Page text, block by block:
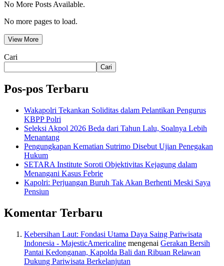
No More Posts Available.
No more pages to load.
View More
Cari
Cari
Pos-pos Terbaru
Wakapolri Tekankan Soliditas dalam Pelantikan Pengurus
KBPP Polri
Seleksi Akpol 2026 Beda dari Tahun Lalu, Soalnya Lebih
Menantang
Pengungkapan Kematian Sutrimo Disebut Ujian Penegakan
Hukum
SETARA Institute Soroti Objektivitas Kejagung dalam
Menangani Kasus Febrie
Kapolri: Perjuangan Buruh Tak Akan Berhenti Meski Saya
Pensiun
Komentar Terbaru
Kebersihan Laut: Fondasi Utama Daya Saing Pariwisata
Indonesia - MajesticAmericaline mengenai Gerakan Bersih
Pantai Kedonganan, Kapolda Bali dan Ribuan Relawan
Dukung Pariwisata Berkelanjutan